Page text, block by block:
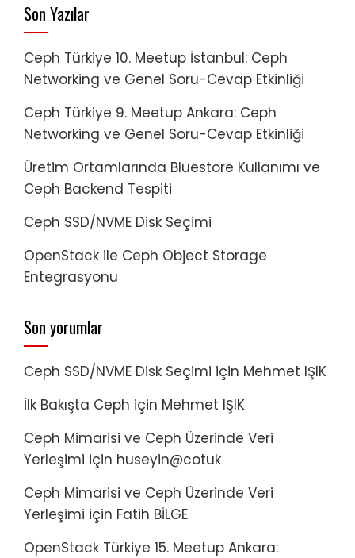
Son Yazılar
Ceph Türkiye 10. Meetup İstanbul: Ceph
Networking ve Genel Soru-Cevap Etkinliği
Ceph Türkiye 9. Meetup Ankara: Ceph
Networking ve Genel Soru-Cevap Etkinliği
Üretim Ortamlarında Bluestore Kullanımı ve
Ceph Backend Tespiti
Ceph SSD/NVME Disk Seçimi
OpenStack ile Ceph Object Storage
Entegrasyonu
Son yorumlar
Ceph SSD/NVME Disk Seçimi için Mehmet IŞIK
İlk Bakışta Ceph için Mehmet IŞIK
Ceph Mimarisi ve Ceph Üzerinde Veri
Yerleşimi için huseyin@cotuk
Ceph Mimarisi ve Ceph Üzerinde Veri
Yerleşimi için Fatih BİLGE
OpenStack Türkiye 15. Meetup Ankara: